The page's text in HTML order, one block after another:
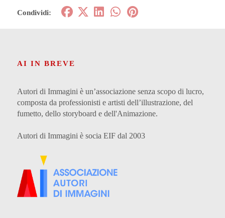
Condividi:
AI IN BREVE
Autori di Immagini è un’associazione senza scopo di lucro,
composta da professionisti e artisti dell’illustrazione, del
fumetto, dello storyboard e dell'Animazione.
Autori di Immagini è socia EIF dal 2003